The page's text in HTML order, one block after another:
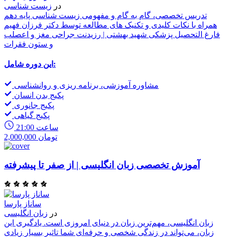
در زیست شناسی
تدریس تخصصی، گام به گام و مفهومی زیست شناسی پایه دهم
همراه با نکات کلیدی و تکنیک های مطالعه توسط دکتر فرزان فهیم
فارغ التحصیل پزشکی شهید بهشتی | رزیدنت جراحی مغز و اعصلب
و ستون فقرات
این دوره شامل:
مشاوره آموزشی، برنامه ریزی و روانشناسی
پکیج بدن انسان
پکیج جانوری
پکیج گیاهی
21:00 ساعت
2,000,000 تومان
آموزش تخصصی زبان انگلیسی | از صفر تا پیشرفته
ساناز پارسا
در زبان انگلیسی
زبان انگلیسی، مهم‌ترین زبان در دنیای امروزی است. یادگیری این
زبان، می‌تواند در زندگی شخصی و حرفه‌ای شما تاثیر بسیار زیادی